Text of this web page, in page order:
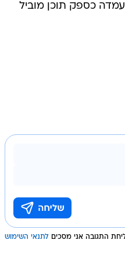
כספק תוכן מוביל
התגובה אני מסכים לתנאי השימוש